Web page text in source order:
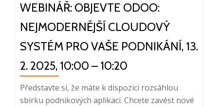
2.
2025,
10:00
–
WEBINÁŘ: OBJEVTE ODOO:
NEJMODERNĚJŠÍ CLOUDOVÝ
SYSTÉM PRO VAŠE PODNIKÁNÍ, 13.
2. 2025, 10:00 – 10:20
Představte si, že máte k dispozici rozsáhlou
sbírku podnikových aplikací. Chcete zavést nové